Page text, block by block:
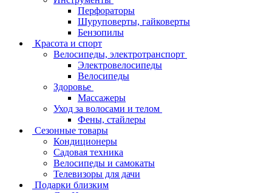
Перфораторы
Шуруповерты, гайковерты
Бензопилы
Красота и спорт
Велосипеды, электротранспорт
Электровелосипеды
Велосипеды
Здоровье
Массажеры
Уход за волосами и телом
Фены, стайлеры
Сезонные товары
Кондиционеры
Садовая техника
Велосипеды и самокаты
Телевизоры для дачи
Подарки близким